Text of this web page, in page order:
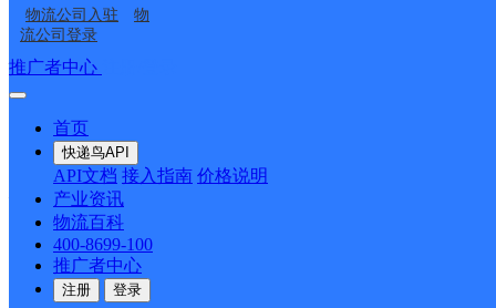
物流公司入驻
物
流公司登录
推广者中心
首页
快递鸟API
API文档 接入指南 价格说明
产业资讯
物流百科
400-8699-100
推广者中心
注册 登录
黄龙邮政所
接口API
API接口 DEMO下载
关于我们
公司介绍 企业动态
合作伙伴 快递鸟接口服务协议
户隐私政策